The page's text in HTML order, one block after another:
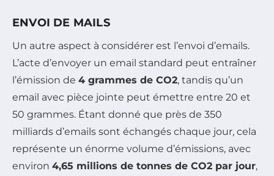
ENVOI DE MAILS
Un autre aspect à considérer est l’envoi d’emails.
L’acte d’envoyer un email standard peut entraîner
l’émission de 4 grammes de CO2, tandis qu’un
email avec pièce jointe peut émettre entre 20 et
50 grammes. Étant donné que près de 350
milliards d’emails sont échangés chaque jour, cela
représente un énorme volume d’émissions, avec
environ 4,65 millions de tonnes de CO2 par jour,